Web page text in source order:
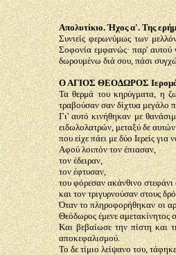
Απολυτίκιο. Ήχος α'. Της
Συνιείς φερωνύμως των
Σοφονία εμφανώς· παρ' αυτού
δωρουμένω διά σου, πάσι
Ο ΑΓΙΟΣ ΘΕΟΔΩΡΟΣ
Τα θερμά του κηρύγματα, η
τραβούσαν σαν δίχτυα μεγάλο
Γι' αυτό κινήθηκαν με
ειδωλολατρών, μεταξύ δε
που είχε πάει με δύο Ιερείς
Αφού λοιπόν τον έπιασαν,
τον έδειραν,
τον έφτυσαν,
του φόρεσαν ακάνθινο στεφάνι
και τον τριγυρνούσαν στους
Όταν το πληροφορήθηκαν οι
Θεόδωρος έμενε αμετακίνητος
Και βεβαίωσε την πίστη και
αποκεφαλισμού.
Το δε τίμιο λείψανο του,